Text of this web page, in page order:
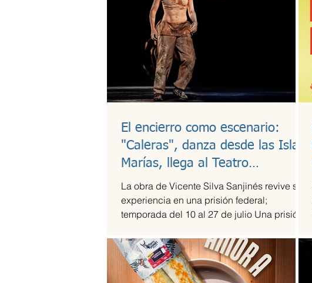
técnica y operativa en las pistas más
exigentes del país durante la temporada
El encierro como escenario:
"Caleras", danza desde las Islas
Marías, llega al Teatro
Guillermina Bravo
La obra de Vicente Silva Sanjinés revive su
experiencia en una prisión federal;
temporada del 10 al 27 de julio Una prisión